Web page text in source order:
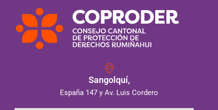
Sangolquí,
España 147 y Av. Luis Cordero